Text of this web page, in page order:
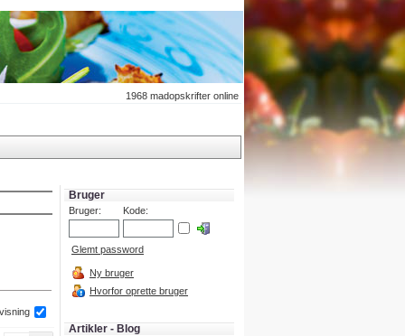
1968 madopskrifter online
Bruger
Bruger: Kode:
Glemt password
Ny bruger
Hvorfor oprette bruger
Artikler - Blog